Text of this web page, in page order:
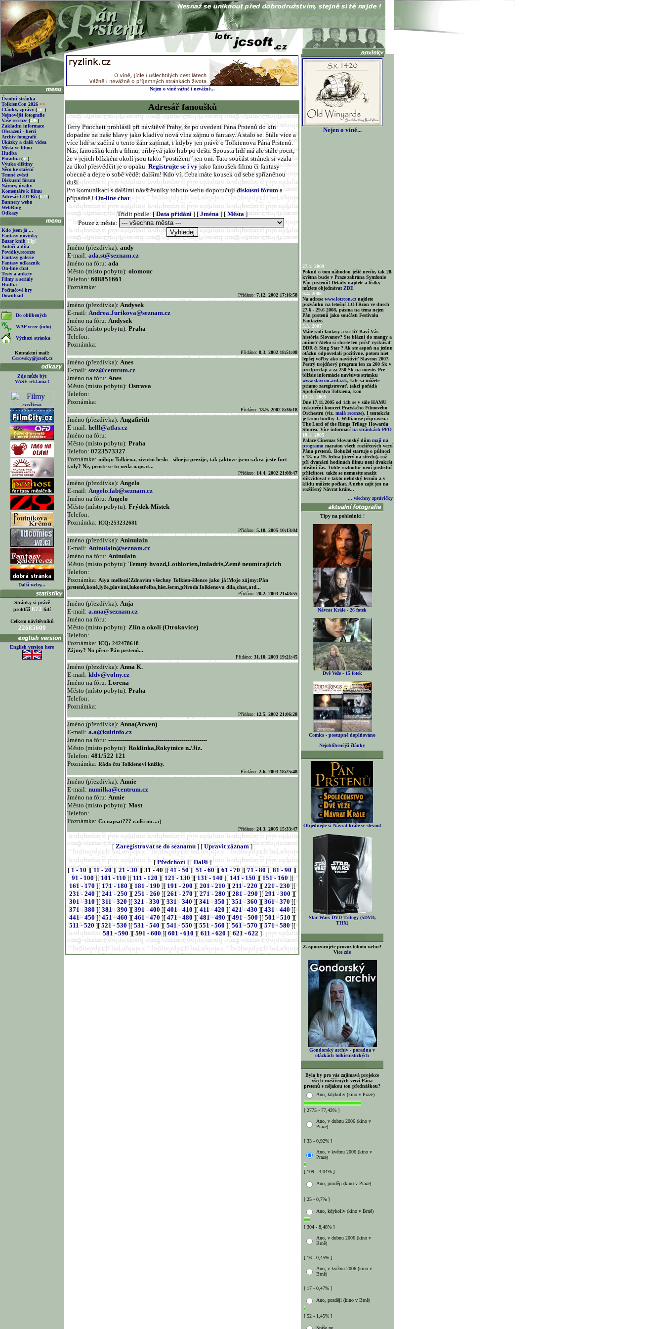
Úvodní stránka
TolkienCon 2026 >>
Články, zprávy (567)
Nejnovější fotografie
Vaše recenze (496)
Základní informace
Obsazení - herci
Archiv fotografií
Ukázky a další videa
Místa ve filmu
Hudba
Poradna (50)
Výuka elfštiny
Něco ke stažení
Temné zvěsti
Diskusní fórum
Názory, úvahy
Komentáře k filmu
Adresář LOTRů (622)
Bannery webu
WebRing
Odkazy
Kdo jsem já ...
Fantasy novinky
Bazar knih Tip!
Autoři a díla
Povídky,recenze
Fantasy galerie
Fantasy odkazník
On-line chat
Testy a ankety
Filmy a seriály
Hudba
Počítačové hry
Download
Do oblíbených
WAP verze (info)
Výchozí stránka
Kontaktní mail:
Cerovsky@jcsoft.cz
Zde může být
VAŠE reklama !
Další weby...
Stránky si právě
prohlíží872 lidí
Celkem návštěvníků
22685609
English version here
Nejen o víně vážně i nevážně...
Adresář fanoušků
Terry Pratchett prohlásil při návštěvě Prahy, že po uvedení Pána Prstenů do kin
dopadne na naše hlavy jako kladivo nová vlna zájmu o fantasy. A stalo se. Stále více a
více lidí se začíná o tento žánr zajímat, i kdyby jen právě o Tolkienova Pána Prstenů.
Nás, fanoušků knih a filmu, přibývá jako hub po dešti. Spousta lidí má ale stále pocit,
že v jejich blízkém okolí jsou takto "postiženi" jen oni. Tato součást stránek si vzala
za úkol přesvědčit je o opaku.Registrujte se i vyjako fanoušek filmu či fantasy
obecně a dejte o sobě vědět dalším! Kdo ví, třeba máte kousek od sebe spřízněnou
duši.
Pro komunikaci s dalšími návštěvníky tohoto webu doporučujidiskusní fóruma
případně iOn-line chat.
Třídit podle: [Data přidání] [Jména] [Města]
Pouze z města:
Jméno (přezdívka): andy
E-mail: ada.st@seznam.cz
Jméno na fóru: ada
Město (místo pobytu): olomouc
Telefon: 608851661
Poznámka:
Přidáno: 7.12. 2002 17:16:58
Jméno (přezdívka): Andysek
E-mail: Andrea.Jurikova@seznam.cz
Jméno na fóru: Andysek
Město (místo pobytu): Praha
Telefon:
Poznámka:
Přidáno: 8.3. 2002 18:51:08
Jméno (přezdívka): Anes
E-mail: stez@centrum.cz
Jméno na fóru: Anes
Město (místo pobytu): Ostrava
Telefon:
Poznámka:
Přidáno: 18.9. 2002 8:36:18
Jméno (přezdívka): Angafirith
E-mail: helll@atlas.cz
Jméno na fóru:
Město (místo pobytu): Praha
Telefon: 0723573327
Poznámka: miluju Tolkiena, zivotni heslo - silnejsi prezije, tak jaktoze jsem sakra jeste furt
tady? Ne, proste se to neda napsat...
Přidáno: 14.4. 2002 21:08:47
Jméno (přezdívka): Angelo
E-mail: Angelo.fab@seznam.cz
Jméno na fóru: Angelo
Město (místo pobytu): Frýdek-Místek
Telefon:
Poznámka: ICQ:253232681
Přidáno: 5.10. 2005 10:13:04
Jméno (přezdívka): Aninulain
E-mail: Aninulain@seznam.cz
Jméno na fóru: Aninulain
Město (místo pobytu): Temný hvozd,Lothlorien,Imladris,Země neumírajících
Telefon:
Poznámka: Aiya melloni!Zdravim všechny Tolkien-šílence jako já!Moje zájmy:Pán
prstenů,koně,lyže,plavání,lukostřelba,hist.šerm,přírodaTolkienova díla,chat,atd...
Přidáno: 20.2. 2003 21:43:55
Jméno (přezdívka): Anja
E-mail: a.nna@seznam.cz
Jméno na fóru:
Město (místo pobytu): Zlín a okolí (Otrokovice)
Telefon:
Poznámka: ICQ: 242478618
Zájmy? No přece Pán prstenů...
Přidáno: 31.10. 2003 19:21:45
Jméno (přezdívka): Anna K.
E-mail: kldv@volny.cz
Jméno na fóru: Lorena
Město (místo pobytu): Praha
Telefon:
Poznámka:
Přidáno: 12.5. 2002 21:06:28
Jméno (přezdívka): Anna(Arwen)
E-mail: a.a@kultinfo.cz
Jméno na fóru: --------------------------------------------------
Město (místo pobytu): Roklinka,Rokytnice n./Jiz.
Telefon: 481/522 121
Poznámka: Ráda čtu Tolkienovi knížky.
Přidáno: 2.6. 2003 18:25:48
Jméno (přezdívka): Annie
E-mail: numilka@centrum.cz
Jméno na fóru: Annie
Město (místo pobytu): Most
Telefon:
Poznámka: Co napsat??? radši nic...:)
Přidáno: 24.3. 2005 15:33:47
[Zaregistrovat se do seznamu] [Upravit záznam]
[Předchozí] [ Další]
[1 - 10][11 - 20][21 - 30][31 - 40][41 - 50][51 - 60][61 - 70 ][71 - 80][81 - 90][
91 - 100][101 - 110][111 - 120][121 - 130][131 - 140][ 141 - 150][151 - 160][
161 - 170][ 171 - 180][ 181 - 190 ][191 - 200][ 201 - 210 ][211 - 220][221 - 230][
231 - 240][241 - 250][251 - 260][261 - 270][271 - 280][281 - 290][291 - 300][
301 - 310][311 - 320][321 - 330][331 - 340][341 - 350 ][ 351 - 360][361 - 370][
371 - 380][ 381 - 390][ 391 - 400][401 - 410][ 411 - 420 ][421 - 430][431 - 440][
441 - 450][451 - 460][461 - 470][471 - 480][481 - 490][491 - 500][501 - 510][
511 - 520][521 - 530][531 - 540][541 - 550][551 - 560 ][ 561 - 570][571 - 580][
581 - 590 ][591 - 600][601 - 610][611 - 620][621 - 622 ]
Nejen o víně...
27.1. 2009
Pokud o tom náhodou ještě nevíte, tak 28.
května bude v Praze zahrána Symfonie
Pán prstenů! Detaily najdete a lístky
můžete objednávat ZDE
9.4. 2008
Na adrese www.lotrcon.cznajdete
pozvánku na letošní LOTRcon ve dnech
27.6 - 29.6 2008, pásma na téma nejen
Pán prstenů jako součásti Festivalu
Fantazize.
5.3. 2007
Máte radi fantasy a sci-fi? Baví Vás
história Slovanov? Ste blázni do mangy a
anime? Alebo si chcete len prísť vyskúšať
DDR či Sing Star ? Ak ste aspoň na jednu
otázku odpovedali pozitívne, potom niet
lepšej voľby ako navštíviť Slavcon 2007.
Pestrý trojdňový program len za 200 Sk v
predpredaji a za 250 Sk na mieste. Pre
bližsie informácie navštívte stránku
www.slavcon.arda.sk, kde sa môžete
priamo zaregistrovať. (akci pořádá
Spoločenstvo Tolkiena, kon
15.11. 2005
Dne 17.11.2005 od 14h se v sále HAMU
uskuteční koncert Pražského Filmového
Orchestru (viz. malá recenze). I tentokrát
je krom hudby J. Williamse připravena
The Lord of the Rings Trilogy Howarda
Shorea. Více informací na stránkách PFO
10.1. 2005
Palace Cinemas Slovanský dům mají na
programu maraton všech rozšířených verzí
Pána prstenů. Bohužel startuje o půlnoci
z 18. na 19. ledna (úterý na středu), což
při dvanácti hodinách filmu není dvakrát
ideální čas. Tohle rozhodně není poslední
příležitost, takže se nemusíte snažit
zlikvidovat v takto nelidský termín a v
klidu můžete počkat. A nebo zajít jen na
rozšířený Návrat krále...
... všechny zprávičky
Tipy na pohlednici !
Návrat Krále - 26 fotek
Dvě Veže - 15 fotek
Comics - postupně doplňováno
Nejoblíbenější články
Objednejte si Návrat krále se slevou!
Star Wars DVD Trilogy (5DVD,
THX)
Zasponzorujete provoz tohoto webu?
Více zde
Gondorský archiv - poradna v
otázkách tolkienistických
Byla by pro vás zajímavá projekce
všech rozšířených verzí Pána
prstenů s nějakou tou přednáškou?
Ano, kdykoliv (kino v Praze)
[ 2775 - 77,43% ]
Ano, v dubnu 2006 (kino v
Praze)
[ 33 - 0,92% ]
Ano, v květnu 2006 (kino v
Praze)
[ 109 - 3,04% ]
Ano, později (kino v Praze)
[ 25 - 0,7% ]
Ano, kdykoliv (kino v Brně)
[ 304 - 8,48% ]
Ano, v dubnu 2006 (kino v
Brně)
[ 16 - 0,45% ]
Ano, v květnu 2006 (kino v
Brně)
[ 17 - 0,47% ]
Ano, později (kino v Brně)
[ 52 - 1,45% ]
Spíše ne